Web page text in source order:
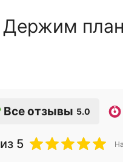
Держим
Все отзывы 5.0
из 5